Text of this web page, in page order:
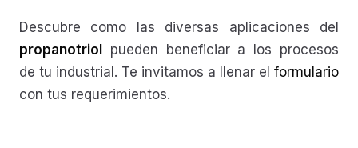
Descubre como las diversas aplicaciones del
propanotriol
pueden beneficiar a los procesos
de tu industrial. Te invitamos a llenar el formulario
con tus requerimientos.